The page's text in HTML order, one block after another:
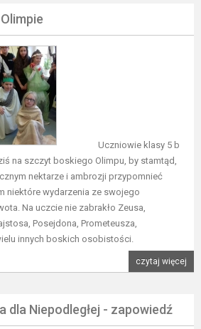
Uczniowie klasy 5 b
na szczyt boskiego Olimpu, by stamtąd,
nektarze i ambrozji przypomnieć
niektóre wydarzenia ze swojego
Na uczcie nie zabrakło Zeusa,
Posejdona, Prometeusza,
innych boskich osobistości.
czytaj więcej
dla Niepodległej - zapowiedź